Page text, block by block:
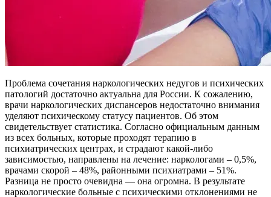
Проблема сочетания наркологических недугов и психических
патологий достаточно актуальна для России. К сожалению,
врачи наркологических диспансеров недостаточно внимания
уделяют психическому статусу пациентов. Об этом
свидетельствует статистика. Согласно официальным данным
из всех больных, которые проходят терапию в
психиатрических центрах, и страдают какой-либо
зависимостью, направлены на лечение: наркологами – 0,5%,
врачами скорой – 48%, районными психиатрами – 51%.
Разница не просто очевидна — она огромна. В результате
наркологические больные с психическими отклонениями не